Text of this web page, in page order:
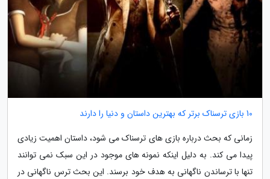
10 بازی ترسناک برتر که بهترین داستان و دنیا را دارند
زمانی که بحث درباره بازی های ترسناک می شود، داستان اهمیت زیادی
پیدا می کند. به دلیل اینکه نمونه های موجود در این سبک نمی توانند
تنها با ترساندن ناگهانی به هدف خود برسند. این بحث ترس ناگهانی در